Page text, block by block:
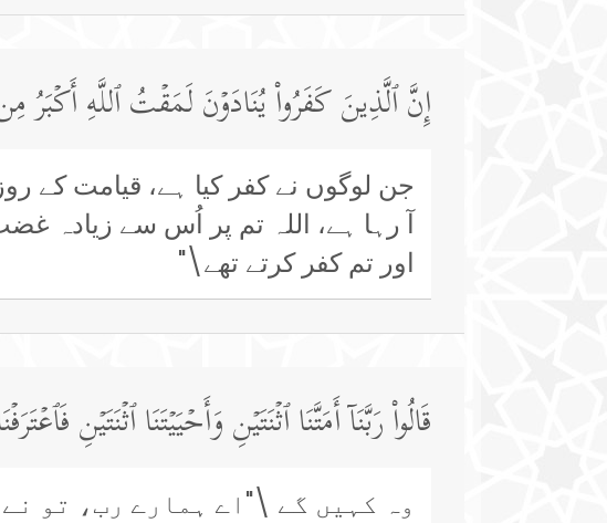
إِنَّ ٱلَّذِینَ كَفَرُوا۟ یُنَادَوۡنَ لَمَقۡتُ ٱللَّهِ
جن لوگوں نے کفر کیا ہے، قیامت کے
آ رہا ہے، اللہ تم پر اُس سے زیادہ
اور تم کفر کرتے تھے\"
قَالُوا۟ رَبَّنَاۤ أَمَتَّنَا ٱثۡنَتَیۡنِ وَأَحۡیَیۡتَنَا ٱثۡنَتَیۡنِ
وہ کہیں گے \"اے ہمارے رب، تو